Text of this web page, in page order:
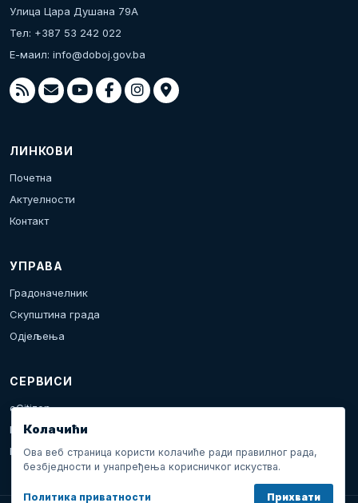
Улица Цара Душана 79А
Тел: +387 53 242 022
Е-маил: info@doboj.gov.ba
ЛИНКОВИ
Почетна
Актуелности
Контакт
УПРАВА
Градоначелник
Скупштина града
Одјељења
СЕРВИСИ
eCitizen
Пријава проблема
Календар дешавања
Колачићи
Ова веб страница користи колачиће ради правилног рада,
безбједности и унапређења корисничког искуства.
Политика приватности Прихвати